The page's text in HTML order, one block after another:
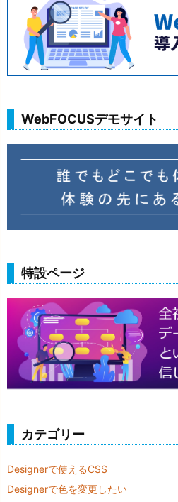
WebFOCUSデモサイト
特設ページ
カテゴリー
Designerで使えるCSS
Designerで色を変更したい